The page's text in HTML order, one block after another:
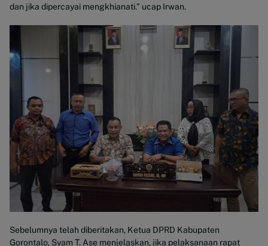
dan jika dipercayai mengkhianati.” ucap Irwan.
Sebelumnya telah diberitakan, Ketua DPRD Kabupaten
Gorontalo, Syam T. Ase menjelaskan, jika pelaksanaan rapat